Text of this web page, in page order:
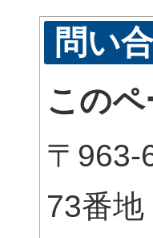
問い
この
〒
73番地